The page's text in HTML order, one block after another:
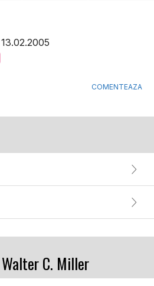
COMENTEAZA
C. Miller